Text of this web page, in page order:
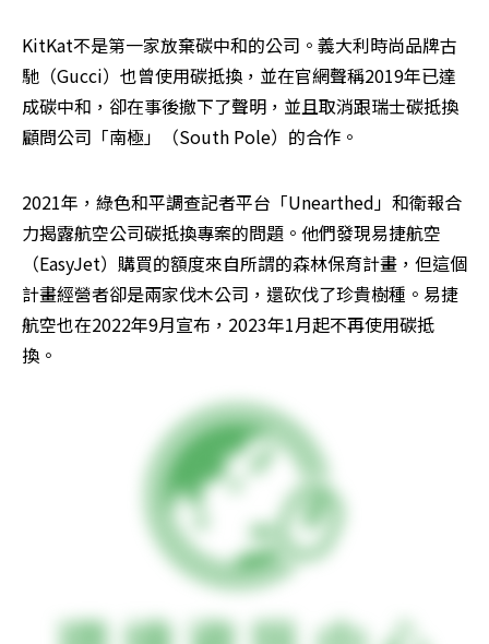
KitKat不是第一家放棄碳中和的公司。義大利時尚品牌古
馳（Gucci）也曾使用碳抵換，並在官網聲稱2019年已達
成碳中和，卻在事後撤下了聲明，並且取消跟瑞士碳抵換
顧問公司「南極」（South Pole）的合作。
2021年，綠色和平調查記者平台「Unearthed」和衛報合
力揭露航空公司碳抵換專案的問題。他們發現易捷航空
（EasyJet）購買的額度來自所謂的森林保育計畫，但這個
計畫經營者卻是兩家伐木公司，還砍伐了珍貴樹種。易捷
航空也在2022年9月宣布，2023年1月起不再使用碳抵
換。